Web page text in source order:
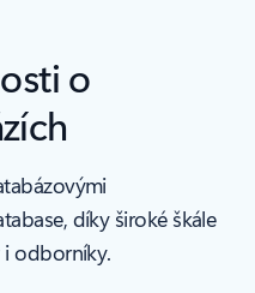
o
díky široké škále
odborníky.